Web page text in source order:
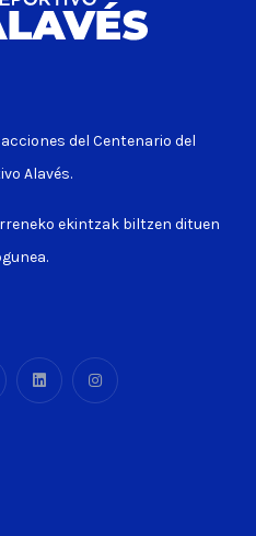
del Centenario del
Alavés.
ekintzak biltzen dituen